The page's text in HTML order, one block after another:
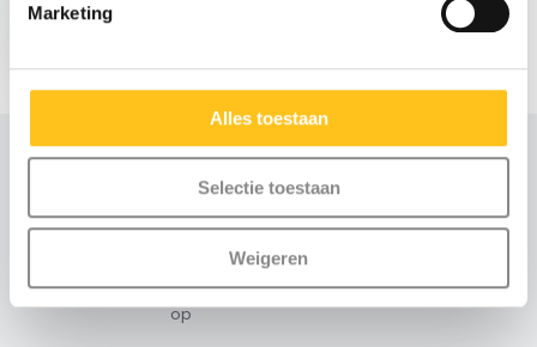
Marketing
Alles toestaan
Selectie toestaan
Weigeren
€ 51,75
Advies of scherpe
offerte nodig?
Neem contact met ons
op